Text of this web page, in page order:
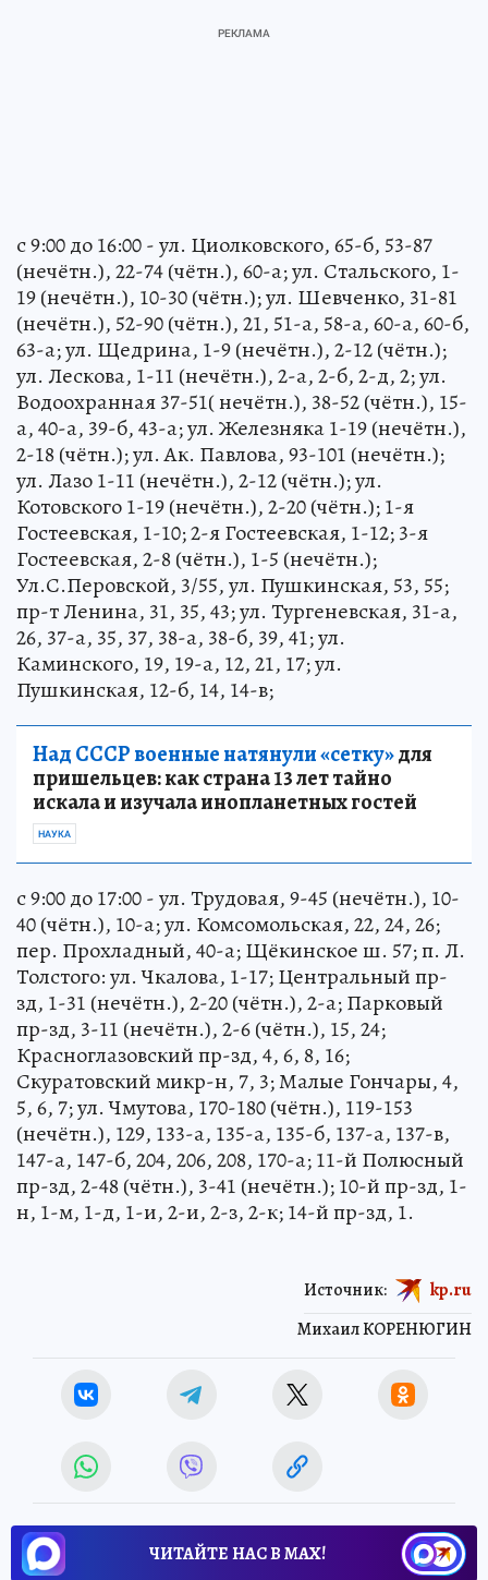
с 9:00 до 16:00 - ул. Циолковского, 65-б, 53-87
(нечётн.), 22-74 (чётн.), 60-а; ул. Стальского, 1-
19 (нечётн.), 10-30 (чётн.); ул. Шевченко, 31-81
(нечётн.), 52-90 (чётн.), 21, 51-а, 58-а, 60-а, 60-б,
63-а; ул. Щедрина, 1-9 (нечётн.), 2-12 (чётн.);
ул. Лескова, 1-11 (нечётн.), 2-а, 2-б, 2-д, 2; ул.
Водоохранная 37-51( нечётн.), 38-52 (чётн.), 15-
а, 40-а, 39-б, 43-а; ул. Железняка 1-19 (нечётн.),
2-18 (чётн.); ул. Ак. Павлова, 93-101 (нечётн.);
ул. Лазо 1-11 (нечётн.), 2-12 (чётн.); ул.
Котовского 1-19 (нечётн.), 2-20 (чётн.); 1-я
Гостеевская, 1-10; 2-я Гостеевская, 1-12; 3-я
Гостеевская, 2-8 (чётн.), 1-5 (нечётн.);
Ул.С.Перовской, 3/55, ул. Пушкинская, 53, 55;
пр-т Ленина, 31, 35, 43; ул. Тургеневская, 31-а,
26, 37-а, 35, 37, 38-а, 38-б, 39, 41; ул.
Каминского, 19, 19-а, 12, 21, 17; ул.
Пушкинская, 12-б, 14, 14-в;
Над СССР военные натянули «сетку»для
пришельцев: как страна 13 лет тайно
искала и изучала инопланетных гостей
НАУКА
с 9:00 до 17:00 - ул. Трудовая, 9-45 (нечётн.), 10-
40 (чётн.), 10-а; ул. Комсомольская, 22, 24, 26;
пер. Прохладный, 40-а; Щёкинское ш. 57; п. Л.
Толстого: ул. Чкалова, 1-17; Центральный пр-
зд, 1-31 (нечётн.), 2-20 (чётн.), 2-а; Парковый
пр-зд, 3-11 (нечётн.), 2-6 (чётн.), 15, 24;
Красноглазовский пр-зд, 4, 6, 8, 16;
Скуратовский микр-н, 7, 3; Малые Гончары, 4,
5, 6, 7; ул. Чмутова, 170-180 (чётн.), 119-153
(нечётн.), 129, 133-а, 135-а, 135-б, 137-а, 137-в,
147-а, 147-б, 204, 206, 208, 170-а; 11-й Полюсный
пр-зд, 2-48 (чётн.), 3-41 (нечётн.); 10-й пр-зд, 1-
н, 1-м, 1-д, 1-и, 2-и, 2-з, 2-к; 14-й пр-зд, 1.
Михаил КОРЕНЮГИН
Источник: kp.ru
ЧИТАЙТЕ НАС В МАХ!